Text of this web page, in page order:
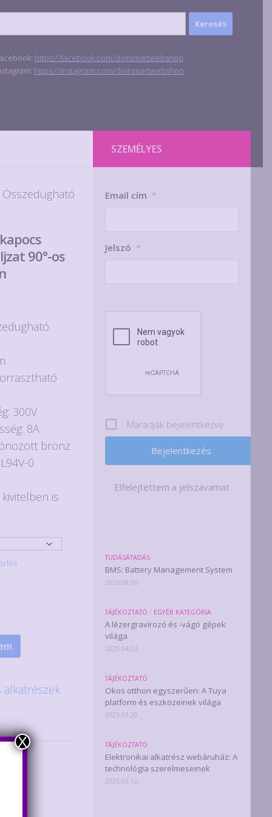
https://facebook.com/doitsmartwebshop
https://instagram.com/doitsmartwebshop
90°-os
300V
8A
bronz
0
is
alkatrészek
SZEMÉLYES
Email cím *
Jelszó *
Maradjak bejelentkezve
Elfelejtettem a jelszavamat
TUDÁSÁTADÁS
BMS: Battery Management System
2026.08.06.
TÁJÉKOZTATÓ / EGYÉB KATEGÓRIA
A lézergravírozó és -vágó gépek
világa
2025.04.03.
TÁJÉKOZTATÓ
Okos otthon egyszerűen: A Tuya
platform és eszközeinek világa
2025.03.20.
TÁJÉKOZTATÓ
Elektronikai alkatrész webáruház: A
technológia szerelmeseinek
2025.03.12.
X